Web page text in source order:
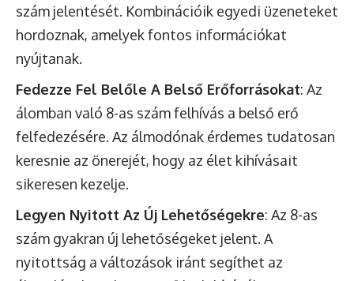
szám jelentését. Kombinációik egyedi üzeneteket
hordoznak, amelyek fontos információkat
nyújtanak.
Fedezze Fel Belőle A Belső Erőforrásokat: Az
álomban való 8-as szám felhívás a belső erő
felfedezésére. Az álmodónak érdemes tudatosan
keresnie az önerejét, hogy az élet kihívásait
sikeresen kezelje.
Legyen Nyitott Az Új Lehetőségekre: Az 8-as
szám gyakran új lehetőségeket jelent. A
nyitottság a változások iránt segíthet az